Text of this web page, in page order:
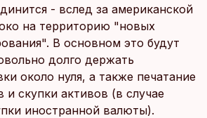
- вслед за американской
на территорию "новых
В основном это будут
долго держать
около нуля, а также печатание
и скупки активов (в случае
иностранной валюты).